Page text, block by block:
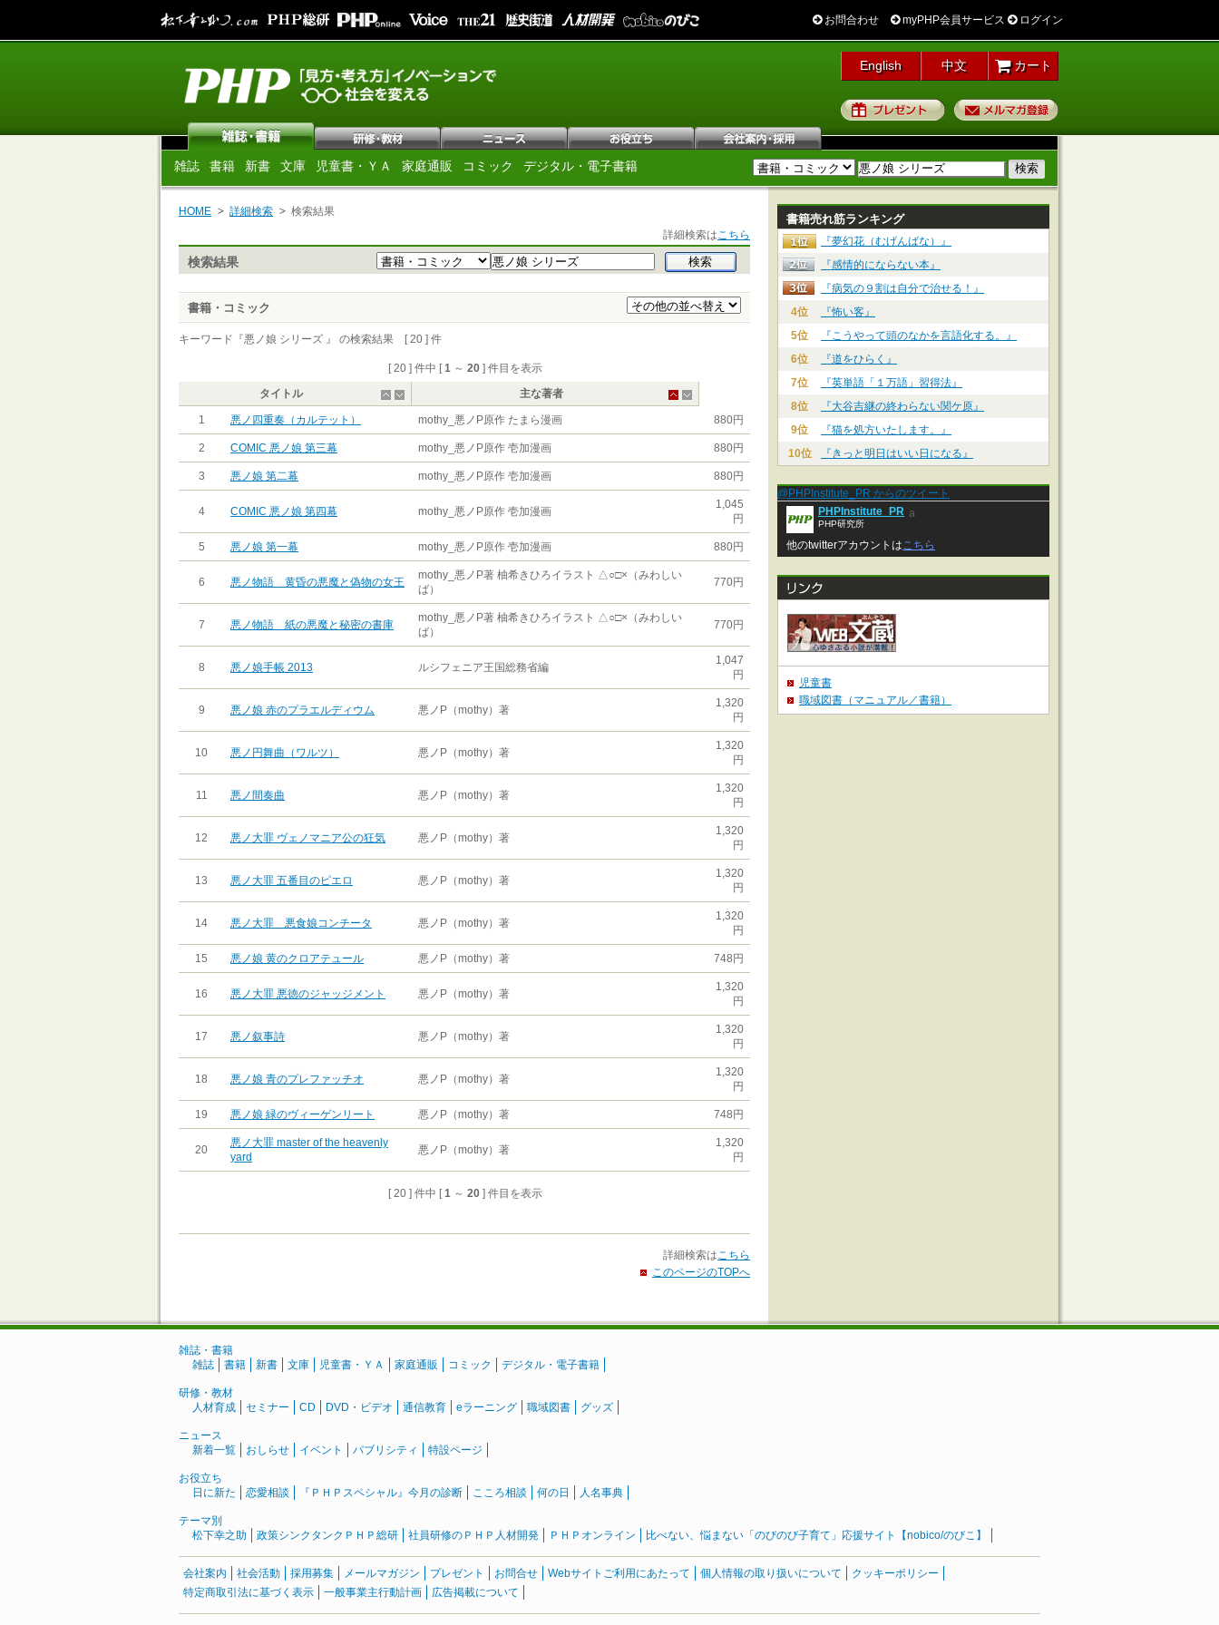
お問合わせ myPHP会員サービス ログイン
English 中文 カート
プレゼント
雑誌 書籍 新書 文庫 児童書・ＹＡ 家庭通販 コミック デジタル・電子書籍
HOME 詳細検索
検索結果
詳細検索はこちら
検索結果
書籍・コミック
キーワード『悪ノ娘 シリーズ 』 の検索結果 [ 20 ] 件
[ 20 ] 件中 [1～ 20] 件目を表示
タイトル
主な著者
1 悪ノ四重奏（カルテット） mothy_悪ノP原作 たまら漫画 880円
2 COMIC 悪ノ娘 第三幕 mothy_悪ノP原作 壱加漫画 880円
3 悪ノ娘 第二幕 mothy_悪ノP原作 壱加漫画 880円
4 COMIC 悪ノ娘 第四幕 mothy_悪ノP原作 壱加漫画
1,045
円
5 悪ノ娘 第一幕 mothy_悪ノP原作 壱加漫画 880円
6 悪ノ物語 黄昏の悪魔と偽物の女王
mothy_悪ノP著 柚希きひろイラスト △○□×（みわしい
ば）
770円
7 悪ノ物語 紙の悪魔と秘密の書庫
mothy_悪ノP著 柚希きひろイラスト △○□×（みわしい
ば）
770円
8 悪ノ娘手帳 2013 ルシフェニア王国総務省編
1,047
円
9 悪ノ娘 赤のプラエルディウム 悪ノP（mothy）著
1,320
円
10 悪ノ円舞曲（ワルツ） 悪ノP（mothy）著
1,320
円
11 悪ノ間奏曲 悪ノP（mothy）著
1,320
円
12 悪ノ大罪 ヴェノマニア公の狂気 悪ノP（mothy）著
1,320
円
13 悪ノ大罪 五番目のピエロ 悪ノP（mothy）著
1,320
円
14 悪ノ大罪 悪食娘コンチータ 悪ノP（mothy）著
1,320
円
15 悪ノ娘 黄のクロアテュール 悪ノP（mothy）著 748円
16 悪ノ大罪 悪徳のジャッジメント 悪ノP（mothy）著
1,320
円
17 悪ノ叙事詩 悪ノP（mothy）著
1,320
円
18 悪ノ娘 青のプレファッチオ 悪ノP（mothy）著
1,320
円
19 悪ノ娘 緑のヴィーゲンリート 悪ノP（mothy）著 748円
20
悪ノ大罪 master of the heavenly
yard
悪ノP（mothy）著
1,320
円
[ 20 ] 件中 [1～ 20] 件目を表示
詳細検索はこちら
このページのTOPへ
書籍売れ筋ランキング
『夢幻花（むげんばな）』
『感情的にならない本』
『病気の９割は自分で治せる！』
4位
『怖い客』
5位
『こうやって頭のなかを言語化する。』
6位
『道をひらく』
7位
『英単語「１万語」習得法』
8位
『大谷吉継の終わらない関ケ原』
9位
『猫を処方いたします。』
10位
『きっと明日はいい日になる』
@PHPInstitute_PR からのツイート
PHPInstitute_PR
PHP研究所
a
他のtwitterアカウントはこちら
児童書
職域図書（マニュアル／書籍）
雑誌・書籍
雑誌
書籍 新書 文庫 児童書・ＹＡ 家庭通販 コミック デジタル・電子書籍
研修・教材
人材育成
セミナー CD DVD・ビデオ 通信教育 eラーニング 職域図書 グッズ
ニュース
新着一覧
おしらせ イベント パブリシティ 特設ページ
お役立ち
日に新た
恋愛相談 『ＰＨＰスペシャル』今月の診断 こころ相談 何の日 人名事典
テーマ別
松下幸之助
政策シンクタンクＰＨＰ総研 社員研修のＰＨＰ人材開発 ＰＨＰオンライン 比べない、悩まない「のびのび子育て」応援サイト【nobico/のびこ】
会社案内 社会活動 採用募集 メールマガジン プレゼント お問合せ Webサイトご利用にあたって 個人情報の取り扱いについて
クッキーポリシー
特定商取引法に基づく表示
一般事業主行動計画 広告掲載について